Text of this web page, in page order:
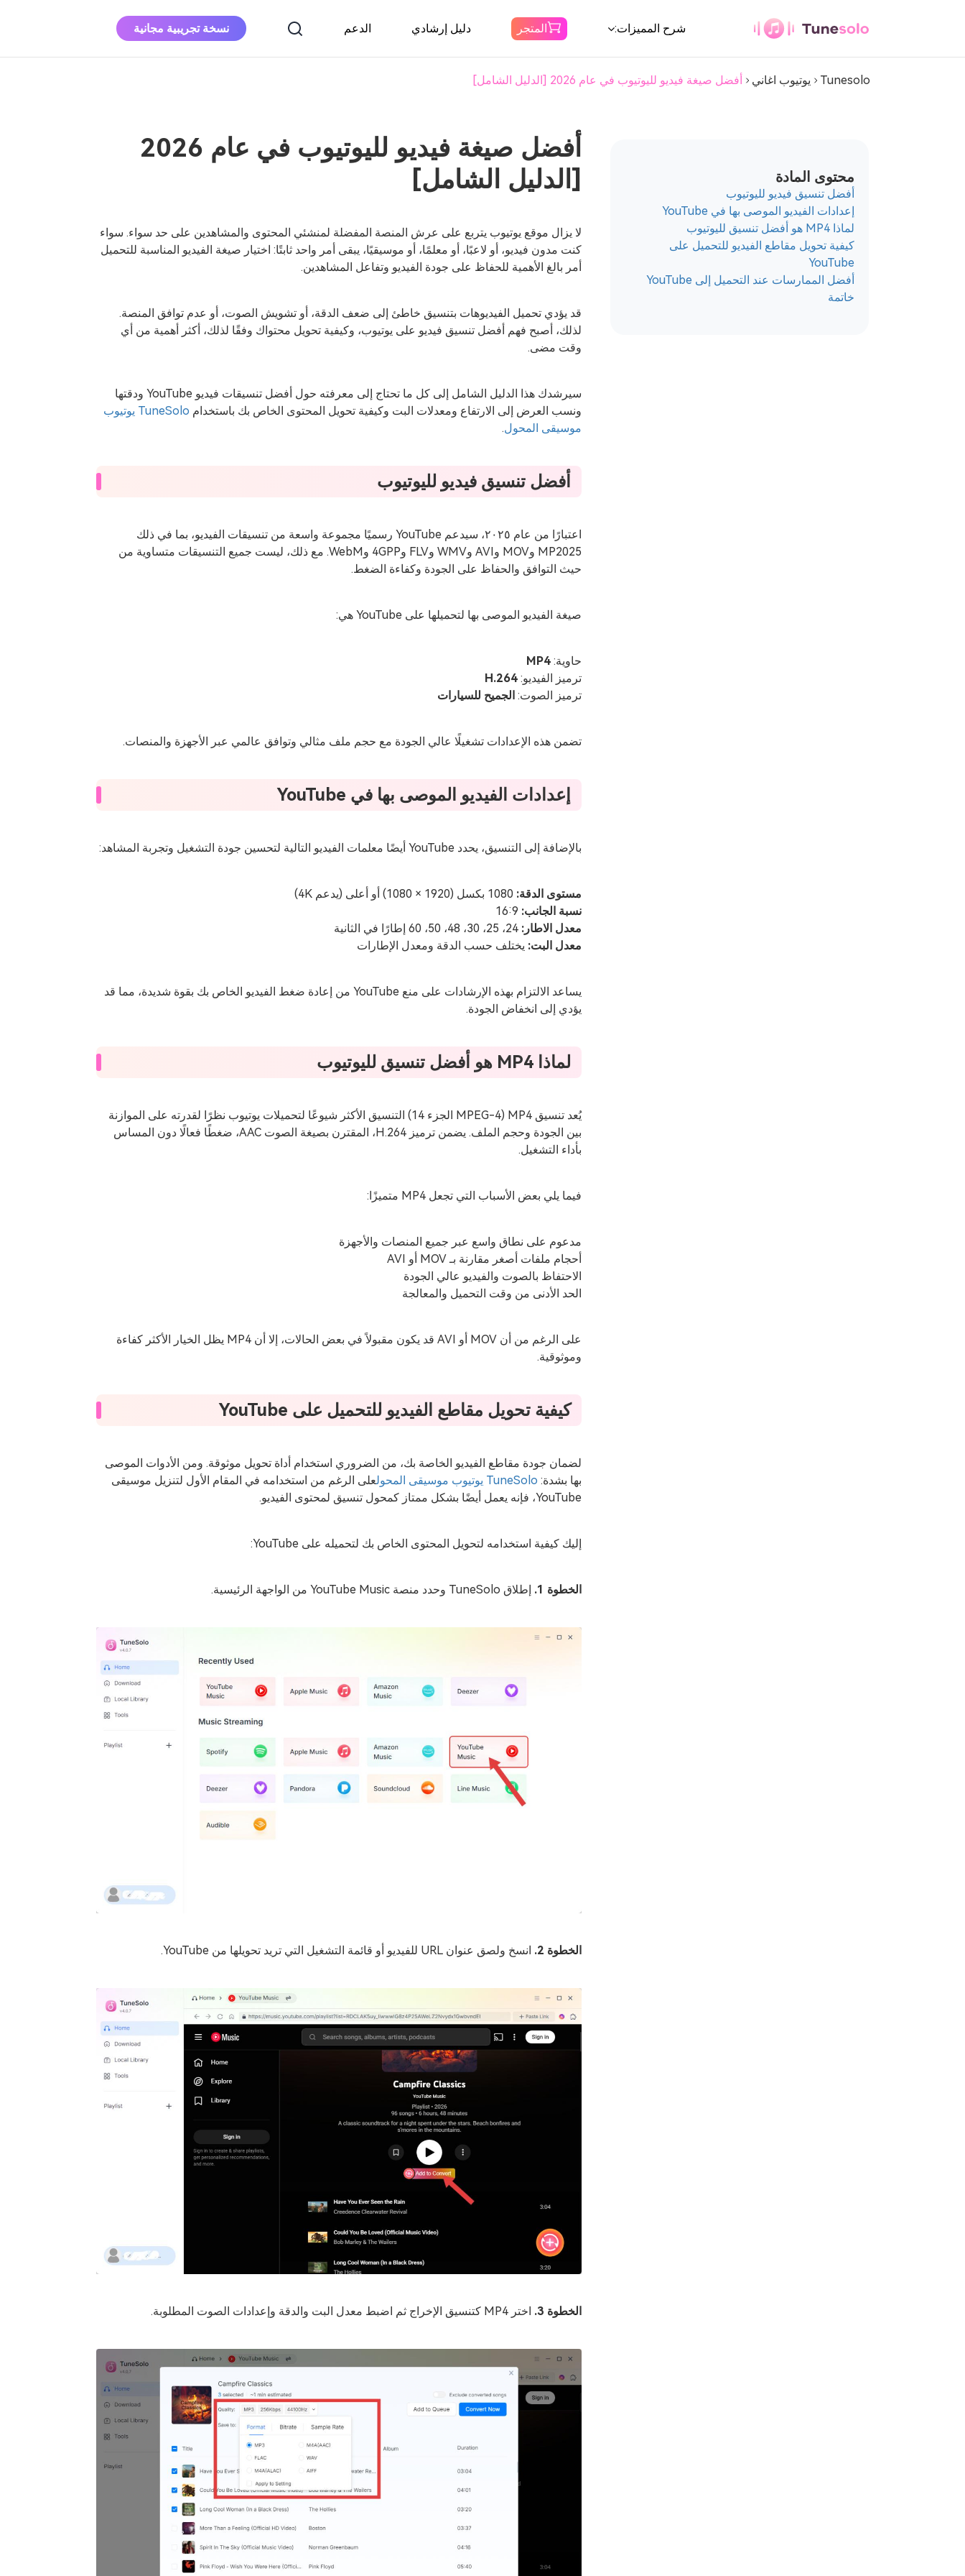
شرح المميزات:
التحميل Spotify الموسيقى إلى MP3
يوتيوب ميوزيك
كونفيرتر
تنزيل موسيقى اليوتيوب بصيغة MP3
أمازون محول
الموسيقى
محول الموسيقى
باندورا
محول مسموع
المتجر دليل إرشادي الدعم نسخة تجريبية مجانية يوتيوب ميوزيك كونفيرتر DOWNLOAD اشتري الآن
Tunesolo يوتيوب اغاني أفضل صيغة فيديو لليوتيوب في عام 2026 [الدليل الشامل]
أفضل صيغة فيديو لليوتيوب في عام 2026
[الدليل الشامل]
لا يزال موقع يوتيوب يتربع على عرش المنصة المفضلة لمنشئي المحتوى والمشاهدين على حد سواء. سواء
كنت مدون فيديو، أو لاعبًا، أو معلمًا، أو موسيقيًا، يبقى أمر واحد ثابتًا: اختيار صيغة الفيديو المناسبة للتحميل
أمر بالغ الأهمية للحفاظ على جودة الفيديو وتفاعل المشاهدين.
قد يؤدي تحميل الفيديوهات بتنسيق خاطئ إلى ضعف الدقة، أو تشويش الصوت، أو عدم توافق المنصة.
لذلك، أصبح فهم أفضل تنسيق فيديو على يوتيوب، وكيفية تحويل محتواك وفقًا لذلك، أكثر أهمية من أي
وقت مضى.
سيرشدك هذا الدليل الشامل إلى كل ما تحتاج إلى معرفته حول أفضل تنسيقات فيديو YouTube ودقتها
ونسب العرض إلى الارتفاع ومعدلات البت وكيفية تحويل المحتوى الخاص بك باستخدام
TuneSolo يوتيوب
موسيقى المحول.
محتوى المادة
أفضل تنسيق فيديو لليوتيوب
إعدادات الفيديو الموصى بها في YouTube
لماذا MP4 هو أفضل تنسيق لليوتيوب
كيفية تحويل مقاطع الفيديو للتحميل على
YouTube
أفضل الممارسات عند التحميل إلى YouTube
خاتمة
أفضل تنسيق فيديو لليوتيوب
اعتبارًا من عام ٢٠٢٥، سيدعم YouTube رسميًا مجموعة واسعة من تنسيقات الفيديو، بما في ذلك
MP2025 وMOV وAVI وWMV وFLV و4GPP وWebM. مع ذلك، ليست جميع التنسيقات متساوية من
حيث التوافق والحفاظ على الجودة وكفاءة الضغط.
صيغة الفيديو الموصى بها لتحميلها على YouTube هي:
حاوية:MP4
ترميز الفيديو:H.264
ترميز الصوت:الجميح للسيارات
تضمن هذه الإعدادات تشغيلًا عالي الجودة مع حجم ملف مثالي وتوافق عالمي عبر الأجهزة والمنصات.
إعدادات الفيديو الموصى بها في YouTube
بالإضافة إلى التنسيق، يحدد YouTube أيضًا معلمات الفيديو التالية لتحسين جودة التشغيل وتجربة المشاهد:
مستوى الدقة:
نسبة الجانب:
معدل الاطار: 24، 25، 30، 48، 50، 60 إطارًا في الثانية
معدل البت: يختلف حسب الدقة ومعدل الإطارات
يساعد الالتزام بهذه الإرشادات على منع YouTube من إعادة ضغط الفيديو الخاص بك بقوة شديدة، مما قد
يؤدي إلى انخفاض الجودة.
لماذا MP4 هو أفضل تنسيق لليوتيوب
يُعد تنسيق MP4 (MPEG-4 الجزء 14) التنسيق الأكثر شيوعًا لتحميلات يوتيوب نظرًا لقدرته على الموازنة
بين الجودة وحجم الملف. يضمن ترميز H.264، المقترن بصيغة الصوت AAC، ضغطًا فعالًا دون المساس
بأداء التشغيل.
فيما يلي بعض الأسباب التي تجعل MP4 متميزًا:
مدعوم على نطاق واسع عبر جميع المنصات والأجهزة
أحجام ملفات أصغر مقارنة بـ MOV أو AVI
الاحتفاظ بالصوت والفيديو عالي الجودة
الحد الأدنى من وقت التحميل والمعالجة
على الرغم من أن MOV أو AVI قد يكون مقبولاً في بعض الحالات، إلا أن MP4 يظل الخيار الأكثر كفاءة
وموثوقية.
كيفية تحويل مقاطع الفيديو للتحميل على YouTube
لضمان جودة مقاطع الفيديو الخاصة بك، من الضروري استخدام أداة تحويل موثوقة. ومن الأدوات الموصى
بها بشدة: TuneSolo يوتيوب موسيقى المحول
على الرغم من استخدامه في المقام الأول لتنزيل موسيقى
YouTube، فإنه يعمل أيضًا بشكل ممتاز كمحول تنسيق لمحتوى الفيديو.
إليك كيفية استخدامه لتحويل المحتوى الخاص بك لتحميله على YouTube:
الخطوة 1. إطلاق TuneSolo وحدد منصة YouTube Music من الواجهة الرئيسية.
الخطوة 2. انسخ ولصق عنوان URL للفيديو أو قائمة التشغيل التي تريد تحويلها من YouTube.
الخطوة 3. اختر MP4 كتنسيق الإخراج ثم اضبط معدل البت والدقة وإعدادات الصوت المطلوبة.